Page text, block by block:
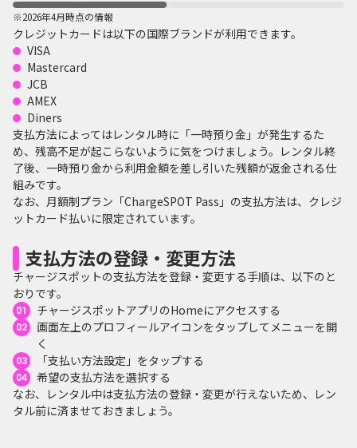
※2026年4月時点の情報
クレジットカードは以下の国際ブランドが利用できます。
VISA
Mastercard
JCB
AMEX
Diners
支払方法によってはレンタル時に「一時預り金」が発生するた
め、残高不足が起こらないように気をつけましょう。レンタル終
了後、一時預り金から利用金額を差し引いた残額が返金される仕
組みです。
なお、月額制プラン「ChargeSPOT Pass」の支払方法は、クレジ
ットカード払いに限定されています。
支払方法の登録・変更方法
チャージスポットの支払方法を登録・変更する手順は、以下のと
おりです。
チャージスポットアプリのHomeにアクセスする
画面左上のプロフィールアイコンをタップしてメニューを開
く
「支払い方法設定」をタップする
希望の支払方法を選択する
なお、レンタル中は支払方法の登録・変更が行えないため、レン
タル前に済ませておきましょう。